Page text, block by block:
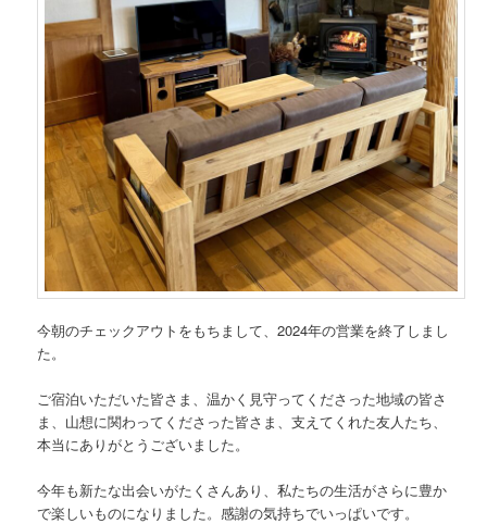
今朝のチェックアウトをもちまして、2024年の営業を終了しまし
た。
ご宿泊いただいた皆さま、温かく見守ってくださった地域の皆さ
ま、山想に関わってくださった皆さま、支えてくれた友人たち、
本当にありがとうございました。
今年も新たな出会いがたくさんあり、私たちの生活がさらに豊か
で楽しいものになりました。感謝の気持ちでいっぱいです。